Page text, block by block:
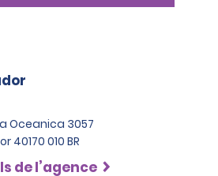
Oceanica 3057
40170 010 BR
de l’agence